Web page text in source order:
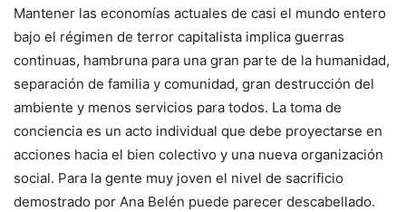
Mantener las economías actuales de casi el mundo entero
bajo el régimen de terror capitalista implica guerras
continuas, hambruna para una gran parte de la humanidad,
separación de familia y comunidad, gran destrucción del
ambiente y menos servicios para todos. La toma de
conciencia es un acto individual que debe proyectarse en
acciones hacia el bien colectivo y una nueva organización
social. Para la gente muy joven el nivel de sacrificio
demostrado por Ana Belén puede parecer descabellado.